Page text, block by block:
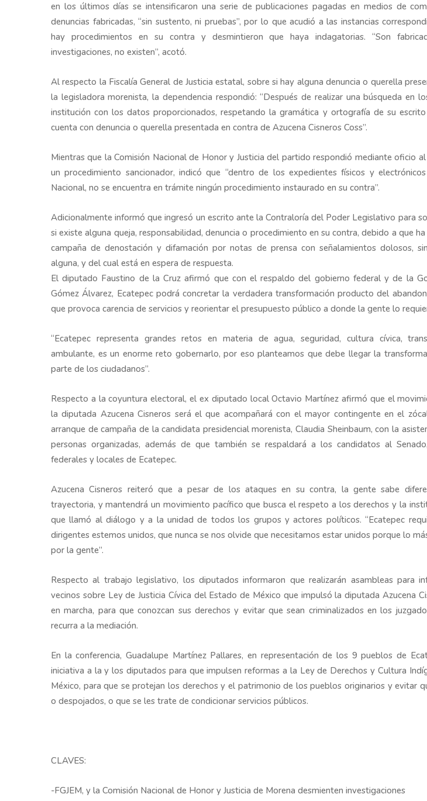
en los últimos días se intensificaron una serie de publicaciones pagadas en medios de
denuncias fabricadas, “sin sustento, ni pruebas”, por lo que acudió a las instancias
hay procedimientos en su contra y desmintieron que haya indagatorias. “Son
investigaciones, no existen”, acotó.
Al respecto la Fiscalía General de Justicia estatal, sobre si hay alguna denuncia o querella
la legisladora morenista, la dependencia respondió: “Después de realizar una búsqueda en
institución con los datos proporcionados, respetando la gramática y ortografía de su
cuenta con denuncia o querella presentada en contra de Azucena Cisneros Coss”.
Mientras que la Comisión Nacional de Honor y Justicia del partido respondió mediante oficio
un procedimiento sancionador, indicó que “dentro de los expedientes físicos y
Nacional, no se encuentra en trámite ningún procedimiento instaurado en su contra”.
Adicionalmente informó que ingresó un escrito ante la Contraloría del Poder Legislativo para
si existe alguna queja, responsabilidad, denuncia o procedimiento en su contra, debido a que
campaña de denostación y difamación por notas de prensa con señalamientos dolosos,
alguna, y del cual está en espera de respuesta.
El diputado Faustino de la Cruz afirmó que con el respaldo del gobierno federal y de la
Gómez Álvarez, Ecatepec podrá concretar la verdadera transformación producto del
que provoca carencia de servicios y reorientar el presupuesto público a donde la gente lo
“Ecatepec representa grandes retos en materia de agua, seguridad, cultura cívica,
ambulante, es un enorme reto gobernarlo, por eso planteamos que debe llegar la
parte de los ciudadanos”.
Respecto a la coyuntura electoral, el ex diputado local Octavio Martínez afirmó que el
la diputada Azucena Cisneros será el que acompañará con el mayor contingente en el
arranque de campaña de la candidata presidencial morenista, Claudia Sheinbaum, con la
personas organizadas, además de que también se respaldará a los candidatos al
federales y locales de Ecatepec.
Azucena Cisneros reiteró que a pesar de los ataques en su contra, la gente sabe
trayectoria, y mantendrá un movimiento pacífico que busca el respeto a los derechos y la
que llamó al diálogo y a la unidad de todos los grupos y actores políticos. “Ecatepec
dirigentes estemos unidos, que nunca se nos olvide que necesitamos estar unidos porque lo
por la gente”.
Respecto al trabajo legislativo, los diputados informaron que realizarán asambleas para
vecinos sobre Ley de Justicia Cívica del Estado de México que impulsó la diputada Azucena
en marcha, para que conozcan sus derechos y evitar que sean criminalizados en los
recurra a la mediación.
En la conferencia, Guadalupe Martínez Pallares, en representación de los 9 pueblos de
iniciativa a la y los diputados para que impulsen reformas a la Ley de Derechos y Cultura
México, para que se protejan los derechos y el patrimonio de los pueblos originarios y evitar
o despojados, o que se les trate de condicionar servicios públicos.
CLAVES:
-FGJEM, y la Comisión Nacional de Honor y Justicia de Morena desmienten investigaciones